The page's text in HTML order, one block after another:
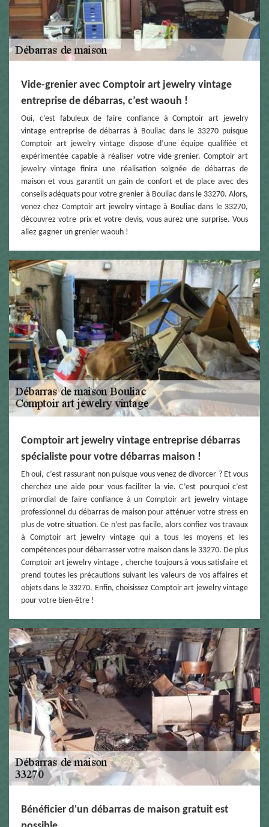
Vide-grenier avec Comptoir art jewelry vintage
entreprise de débarras, c’est waouh !
Oui, c’est fabuleux de faire confiance à Comptoir art jewelry
vintage entreprise de débarras à Bouliac dans le 33270 puisque
Comptoir art jewelry vintage dispose d’une équipe qualifiée et
expérimentée capable à réaliser votre vide-grenier. Comptoir art
jewelry vintage finira une réalisation soignée de débarras de
maison et vous garantit un gain de confort et de place avec des
conseils adéquats pour votre grenier à Bouliac dans le 33270. Alors,
venez chez Comptoir art jewelry vintage à Bouliac dans le 33270,
découvrez votre prix et votre devis, vous aurez une surprise. Vous
allez gagner un grenier waouh !
Comptoir art jewelry vintage entreprise débarras
spécialiste pour votre débarras maison !
Eh oui, c’est rassurant non puisque vous venez de divorcer ? Et vous
cherchez une aide pour vous faciliter la vie. C’est pourquoi c’est
primordial de faire confiance à un Comptoir art jewelry vintage
professionnel du débarras de maison pour atténuer votre stress en
plus de votre situation. Ce n’est pas facile, alors confiez vos travaux
à Comptoir art jewelry vintage qui a tous les moyens et les
compétences pour débarrasser votre maison dans le 33270. De plus
Comptoir art jewelry vintage , cherche toujours à vous satisfaire et
prend toutes les précautions suivant les valeurs de vos affaires et
objets dans le 33270. Enfin, choisissez Comptoir art jewelry vintage
pour votre bien-être !
Bénéficier d'un débarras de maison gratuit est